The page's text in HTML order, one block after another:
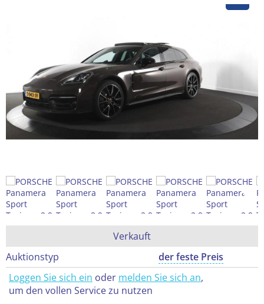
Verkauft
Auktionstyp
der feste Preis
Loggen Sie sich ein oder melden Sie sich an,
um den vollen Service zu nutzen